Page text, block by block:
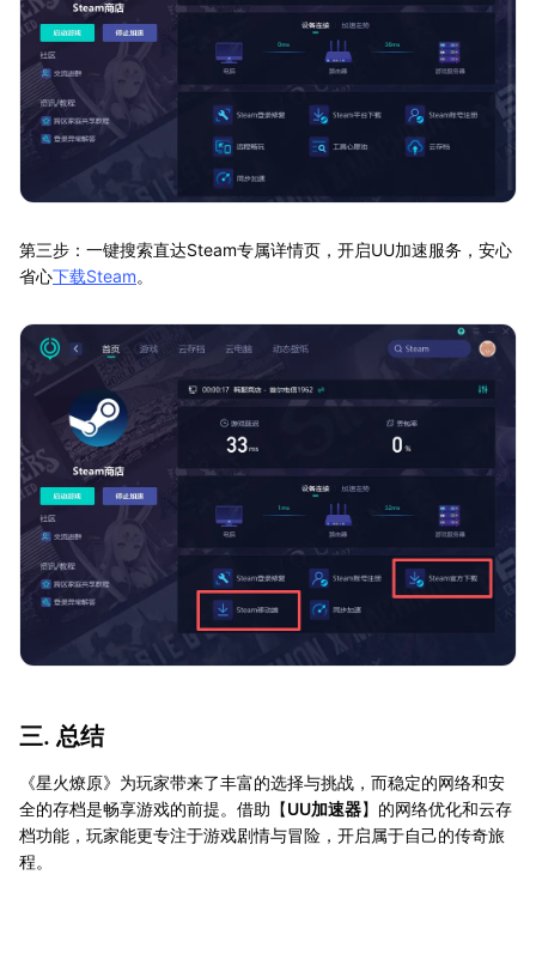
第三步：一键搜索直达Steam专属详情页，开启UU加速服务，安心
省心下载Steam。
三. 总结
《星火燎原》为玩家带来了丰富的选择与挑战，而稳定的网络和安
全的存档是畅享游戏的前提。借助【UU加速器】的网络优化和云存
档功能，玩家能更专注于游戏剧情与冒险，开启属于自己的传奇旅
程。